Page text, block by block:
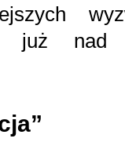
już nad